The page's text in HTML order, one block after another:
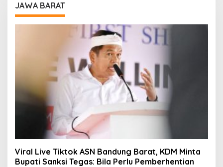
JAWA BARAT
Viral Live Tiktok ASN Bandung Barat, KDM Minta
Bupati Sanksi Tegas: Bila Perlu Pemberhentian